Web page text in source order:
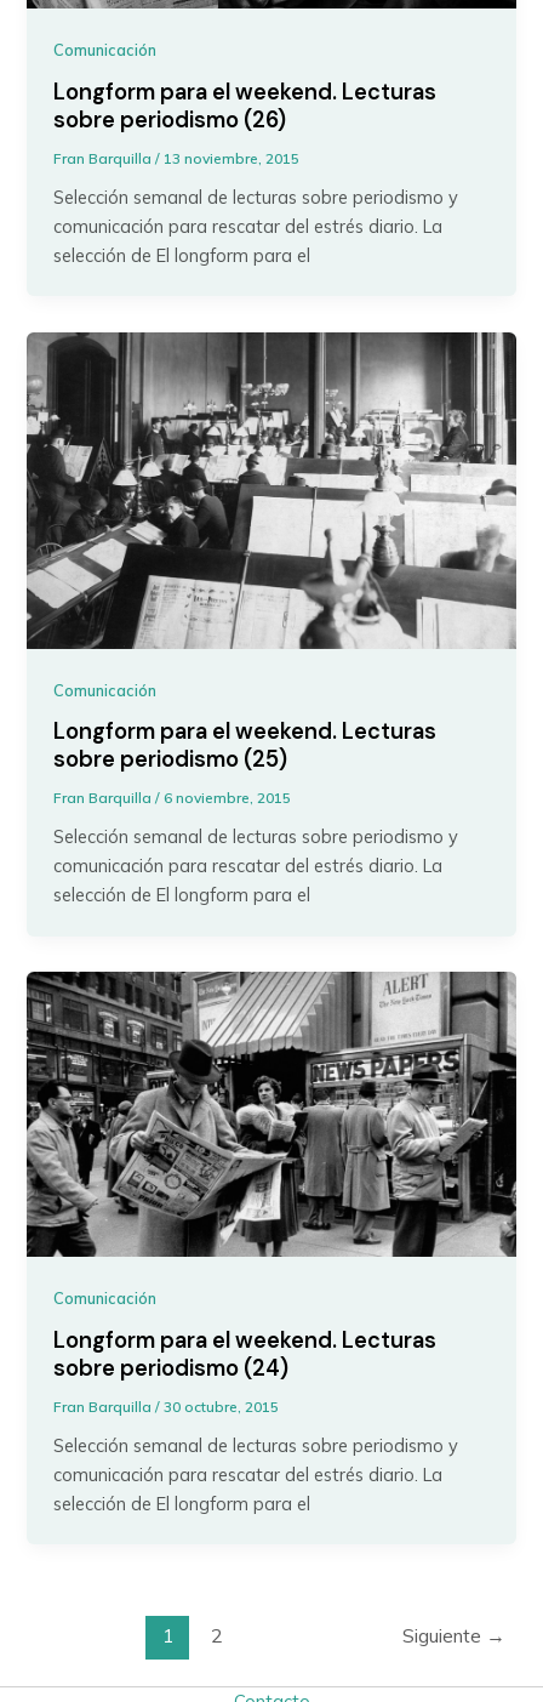
Comunicación
Longform para el weekend. Lecturas
sobre periodismo (26)
Fran Barquilla/ 13 noviembre, 2015
Selección semanal de lecturas sobre periodismo y
comunicación para rescatar del estrés diario. La
selección de El longform para el
Comunicación
Longform para el weekend. Lecturas
sobre periodismo (25)
Fran Barquilla/6 noviembre, 2015
Selección semanal de lecturas sobre periodismo y
comunicación para rescatar del estrés diario. La
selección de El longform para el
Comunicación
Longform para el weekend. Lecturas
sobre periodismo (24)
Fran Barquilla/30 octubre, 2015
Selección semanal de lecturas sobre periodismo y
comunicación para rescatar del estrés diario. La
selección de El longform para el
1 2 Siguiente →